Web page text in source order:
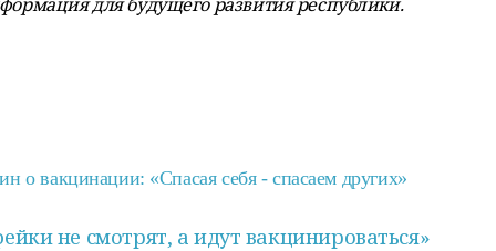
о вакцинации: «Спасая себя - спасаем других»
не смотрят, а идут вакцинироваться»